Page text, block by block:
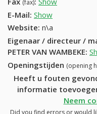
(fax)
E-Mail: Show
Website: n\a
Eigenaar / directeur /
PETER VAN WAMBEKE:
Openingstijden (opening
Heeft u fouten
informatie toevoegen
Neem
Did you find errors or would